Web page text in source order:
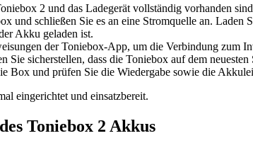
2 und das Ladegerät vollständig vorhanden
und schließen Sie es an eine Stromquelle an.
Akku geladen ist.
der Toniebox-App, um die Verbindung zum
Sie sicherstellen, dass die Toniebox auf dem neuesten
Box und prüfen Sie die Wiedergabe sowie die
eingerichtet und einsatzbereit.
Toniebox 2 Akkus